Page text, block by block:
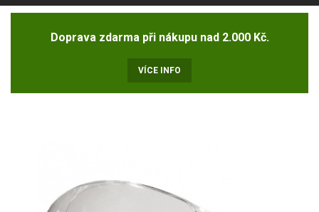
Doprava zdarma při nákupu nad 2.000 Kč.
VÍCE INFO